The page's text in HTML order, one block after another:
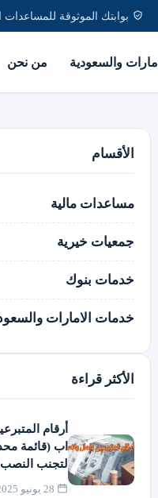
بوابتك الموثوقة للمساعدات
والسعودية من نحن
الأقسام
مساعدات مالية
جمعيات خيرية
خدمات بنوك
خدمات الامارات
الأكثر قراءة
أرقام
لتجنب